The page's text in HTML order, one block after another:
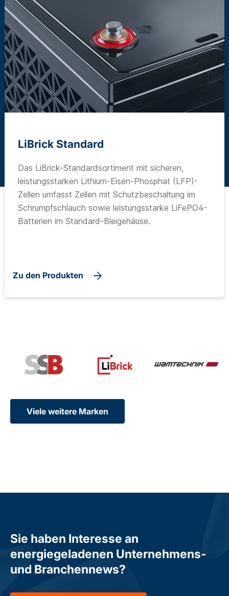
LiBrick Standard
Das LiBrick-Standardsortiment mit sicheren,
leistungsstarken Lithium-Eisen-Phosphat (LFP)-
Zellen umfasst Zellen mit Schutzbeschaltung im
Schrumpfschlauch sowie leistungsstarke LiFePO4-
Batterien im Standard-Bleigehäuse.
Zu den Produkten
Viele weitere Marken
Sie haben Interesse an
energiegeladenen Unternehmens-
und Branchennews?